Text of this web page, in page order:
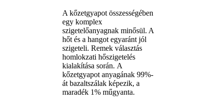
A kőzetgyapot összességében
egy komplex
szigetelőanyagnak minősül. A
hőt és a hangot egyaránt jól
szigeteli. Remek választás
homlokzati hőszigetelés
kialakítása során. A
kőzetgyapot anyagának 99%-
át bazaltszálak képezik, a
maradék 1% műgyanta.